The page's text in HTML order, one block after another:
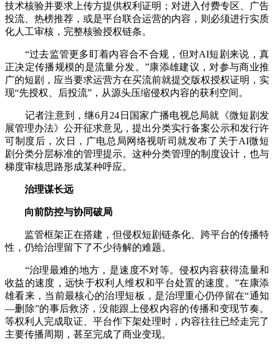
技术核验并要求上传方提供权利证明；对进入付费专区、广告
投流、热榜推荐，或是平台联合运营的内容，则必须进行实质
化人工审核，完整核验授权链条。
“过去监管更多盯着内容合不合规，但对AI短剧来说，真
正决定传播规模的是流量分发。”康添雄建议，对参与商业推
广的短剧，应当要求运营方在买流前就提交版权授权证明，实
现“先授权、后投流”，从源头压缩侵权内容的获利空间。
记者注意到，继6月24日国家广播电视总局就《微短剧发
展管理办法》公开征求意见，提出分类实行备案公示和发行许
可制度后，次日，广电总局网络视听司就发布了关于AI微短
剧分类分层标准的管理提示。这种分类管理的制度设计，也与
梯度审核思路形成某种呼应。
治理谋长远
向前防控与协同破局
监管框架正在搭建，但侵权短剧链条化、跨平台的传播特
性，仍给治理留下了不少待解的难题。
“治理最难的地方，是速度不对等。侵权内容获得流量和
收益的速度，远快于权利人维权和平台处置的速度。”在康添
雄看来，当前最核心的治理短板，是治理重心仍停留在“通知
—删除”的事后救济，没能跟上侵权内容的传播和变现节奏。
等权利人完成取证、平台作下架处理时，内容往往已经走完了
主要传播周期，甚至完成了商业变现。